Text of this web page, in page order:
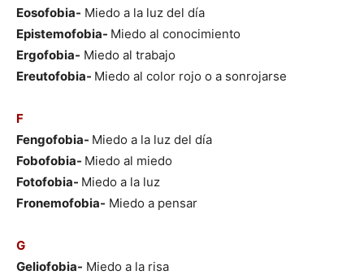
Eosofobia- Miedo a la luz del día
Epistemofobia- Miedo al conocimiento
Ergofobia- Miedo al trabajo
Ereutofobia- Miedo al color rojo o a sonrojarse
F
Fengofobia- Miedo a la luz del día
Fobofobia- Miedo al miedo
Fotofobia- Miedo a la luz
Fronemofobia- Miedo a pensar
G
Geliofobia- Miedo a la risa